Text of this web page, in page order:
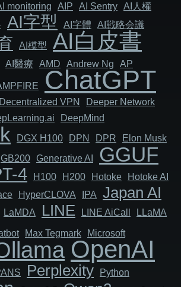
monitoring AIP AI Sentry AI人權
AI字型 AI字體 AI戦略会議
AI模型 AI白皮書
AI醫療 AMD Andrew Ng AP
ChatGPT
Decentralized VPN
Deeper Network
DeepMind
DGX H100 DPN DPR
Elon Musk
GB200 Generative AI GGUF
4 H100 H200 Hotoke
Hotoke AI
HyperCLOVA IPA Japan AI
LaMDA LINE LINE AiCall LLaMA
Max Tegmark Microsoft
OpenAI
Perplexity
Python